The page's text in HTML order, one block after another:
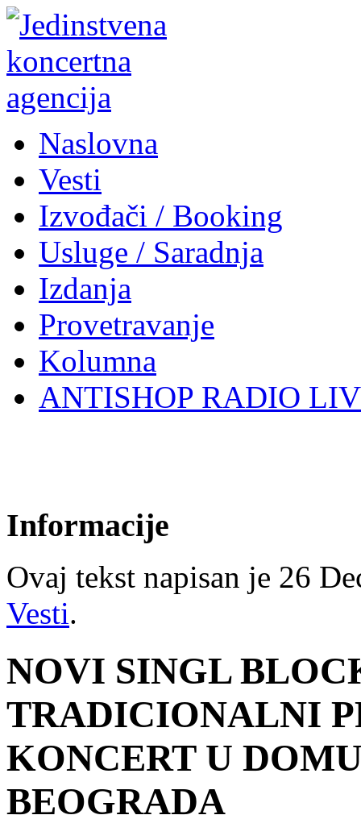
Naslovna
Vesti
Izvođači / Booking
Usluge / Saradnja
Izdanja
Provetravanje
Kolumna
ANTISHOP RADIO
Informacije
Ovaj tekst napisan je 26
Vesti.
NOVI SINGL
TRADICIONALNI
KONCERT U
BEOGRADA